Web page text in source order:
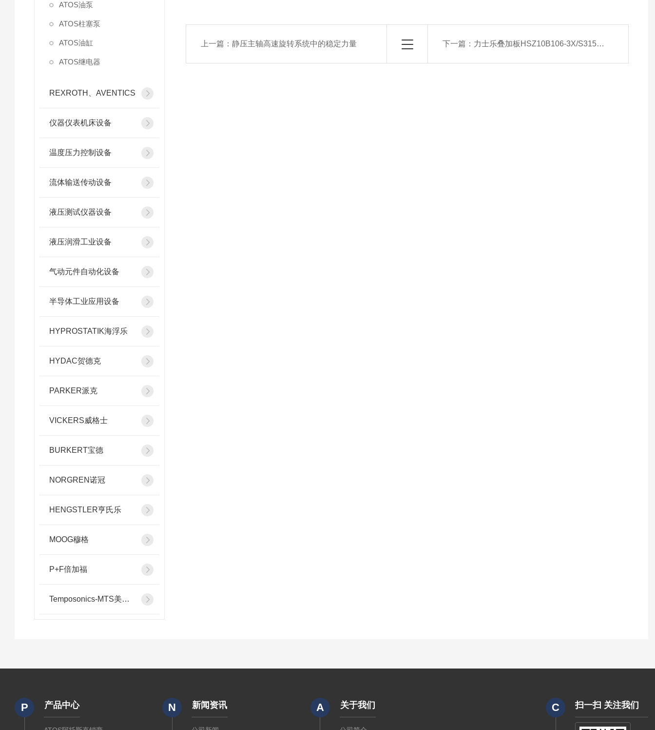
ATOS油泵
ATOS柱塞泵
ATOS油缸
ATOS继电器
REXROTH、AVENTICS
仪器仪表机床设备
温度压力控制设备
流体输送传动设备
液压测试仪器设备
液压润滑工业设备
气动元件自动化设备
半导体工业应用设备
HYPROSTATIK海浮乐
HYDAC贺德克
PARKER派克
VICKERS威格士
BURKERT宝德
NORGREN诺冠
HENGSTLER亨氏乐
MOOG穆格
P+F倍加福
Temposonics-MTS美斯特
上一篇：静压主轴高速旋转系统中的稳定力量 下一篇： 力士乐叠加板HSZ10B106-3X/S315M00安装介绍
P 产品中心 N 新闻资讯 A 关于我们 C 扫一扫 关注我们